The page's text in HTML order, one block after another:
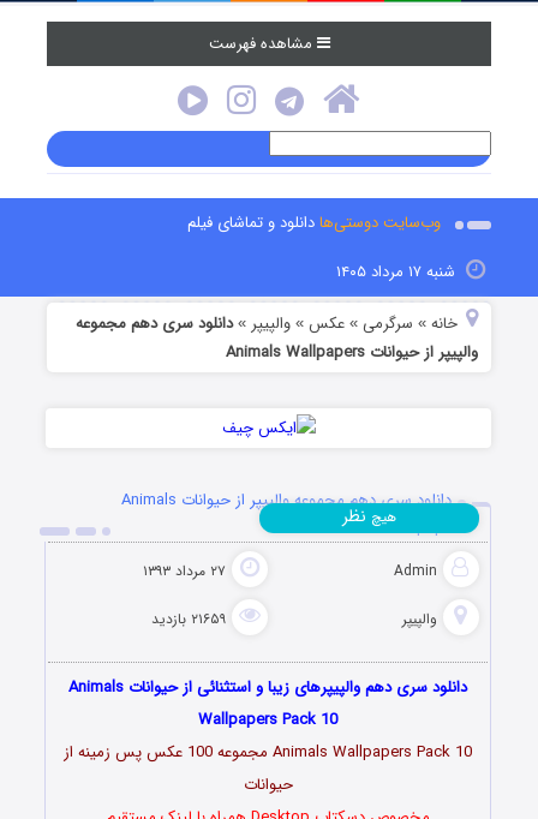
مشاهده فهرست
وب‌سایت دوستی‌هادانلود و تماشای فیلم
شنبه ۱۷ مرداد ۱۴۰۵
خانه » سرگرمی »عکس »والپیپر »دانلود سری دهم مجموعه
والپیپر از حیوانات Animals Wallpapers
دانلود سری دهم مجموعه والپیپر از حیوانات Animals
Wallpapers
Admin ۲۷ مرداد ۱۳۹۳
والپیپر ۲۱۶۵۹ بازدید
هیچ نظر
دانلود سری دهم والپیپرهای زیبا و استثنائی از حیوانات Animals
Wallpapers Pack 10
Animals Wallpapers Pack 10 مجموعه 100 عکس پس زمینه از
حیوانات